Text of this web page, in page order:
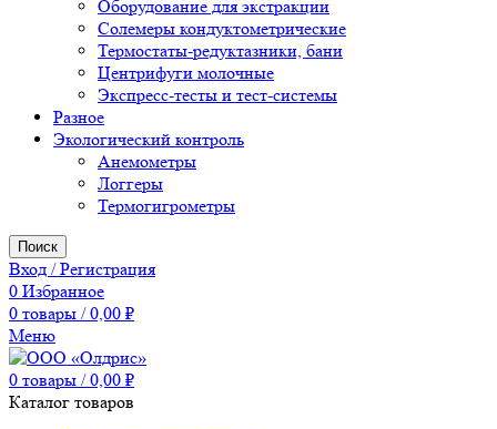
Оборудование для экстракции
Солемеры кондуктометрические
Термостаты-редуктазники, бани
Центрифуги молочные
Экспресс-тесты и тест-системы
Разное
Экологический контроль
Анемометры
Логгеры
Термогигрометры
Поиск
Вход / Регистрация
0 Избранное
0 товары / 0,00 ₽
Меню
0 товары / 0,00 ₽
Каталог товаров